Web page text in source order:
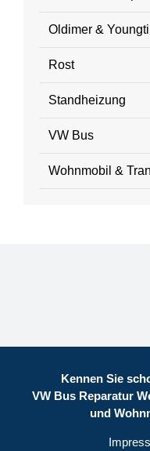
Oldimer &
Rost
Standheizung
VW Bus
Wohnmobil &
Kennen Sie
VW Bus Reparatur
und